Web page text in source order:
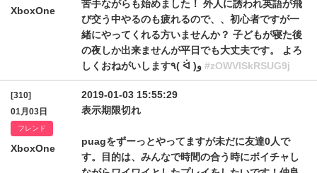
XboxOne
苦手ながらも始めました！ 外人に誘われ英語が飛
び交う中やるのも疲れるので、、初心者ですが一
緒にやってくれる方いませんか？ 子どもが寝た後
の夜しか出来ませんが平日でも大丈夫です。 よろ
#zOWVlSkRSUG9j
[310]
01月03日
フレンド
XboxOne
2019-01-03 15:55:29
表示期限切れ
puagをずーっとやってますが未だに友達0人で
す。目的は、みんなで時間の合う時にボイチャし